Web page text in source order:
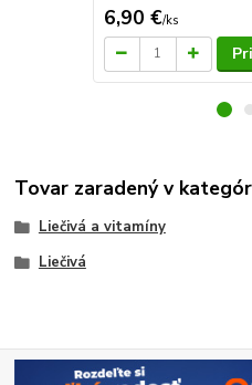
6,90 €/ks
Tovar zaradený v
Liečivá a vitamíny
Liečivá